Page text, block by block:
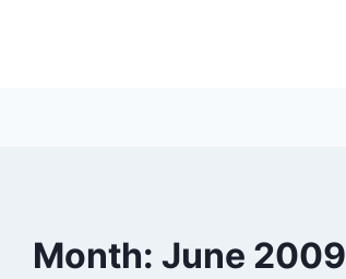
Month: June 2009